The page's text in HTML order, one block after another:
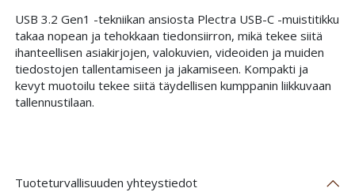
USB 3.2 Gen1 -tekniikan ansiosta Plectra USB-C -muistitikku
takaa nopean ja tehokkaan tiedonsiirron, mikä tekee siitä
ihanteellisen asiakirjojen, valokuvien, videoiden ja muiden
tiedostojen tallentamiseen ja jakamiseen. Kompakti ja
kevyt muotoilu tekee siitä täydellisen kumppanin liikkuvaan
tallennustilaan.
Tuoteturvallisuuden yhteystiedot